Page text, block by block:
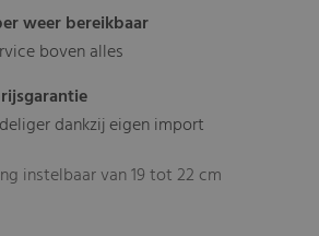
weer bereikbaar
boven alles
dankzij eigen import
instelbaar van 19 tot 22 cm